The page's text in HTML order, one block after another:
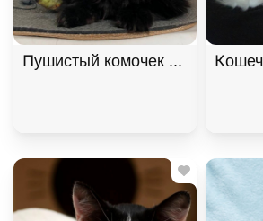
Пушистый комочек Уголёк